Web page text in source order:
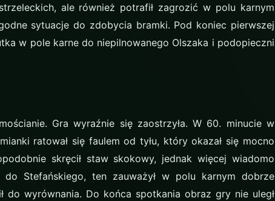
ale również potrafił zagrozić w polu karnym
sytuacje do zdobycia bramki. Pod koniec pierwszej
w pole karne do niepilnowanego Olszaka i podopieczni
Gra wyraźnie się zaostrzyła. W 60. minucie w
ratował się faulem od tyłu, który okazał się mocno
skręcił staw skokowy, jednak więcej wiadomo
Stefańskiego, ten zauważył w polu karnym dobrze
do wyrównania. Do końca spotkania obraz gry nie uległ